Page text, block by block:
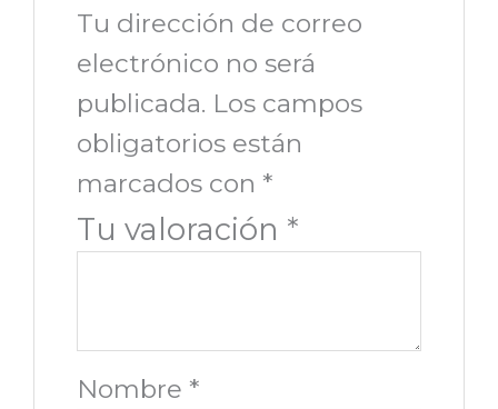
Tu dirección de correo
electrónico no será
publicada. Los campos
obligatorios están
marcados con *
Tu valoración *
Nombre *